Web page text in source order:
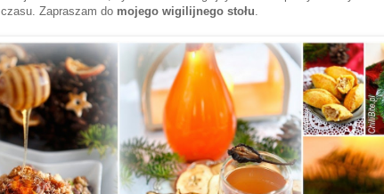
Zapraszam do mojego wigilijnego stołu.